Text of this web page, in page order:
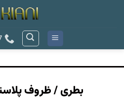
بطری / ظروف